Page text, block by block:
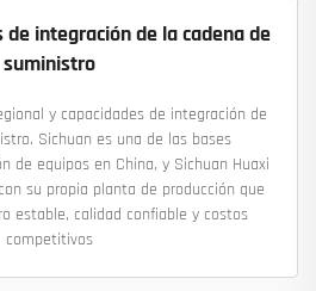
de integración de la cadena de
suministro
y capacidades de integración de
Sichuan es una de las bases
de equipos en China, y Sichuan Huaxi
su propia planta de producción que
estable, calidad confiable y costos
competitivos